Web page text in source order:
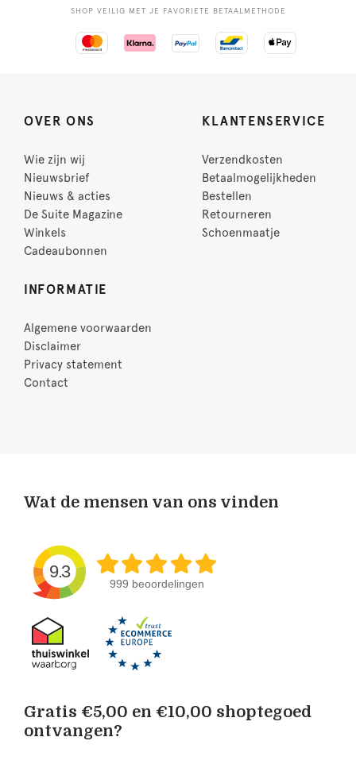
SHOP VEILIG MET JE FAVORIETE BETAALMETHODE
OVER ONS
Wie zijn wij
Nieuwsbrief
Nieuws & acties
De Suite Magazine
Winkels
Cadeaubonnen
KLANTENSERVICE
Verzendkosten
Betaalmogelijkheden
Bestellen
Retourneren
Schoenmaatje
INFORMATIE
Algemene voorwaarden
Disclaimer
Privacy statement
Contact
Wat de mensen van ons vinden
9.3
999 beoordelingen
Gratis €5,00 en €10,00 shoptegoed
ontvangen?